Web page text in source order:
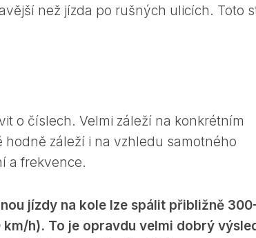
než jízda po rušných ulicích. Toto
o číslech. Velmi záleží na konkrétním
záleží i na vzhledu samotného
a frekvence.
jízdy na kole lze spálit přibližně
h). To je opravdu velmi dobrý